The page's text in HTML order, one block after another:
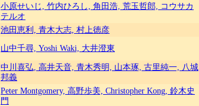
小原せいじ, 竹内ひろし, 角田浩, 荒玉哲郎, コウサカ
テルオ
池田恵利, 青木大志, 村上徳彦
山中千尋, Yoshi Waki, 大井澄東
中川喜弘, 高井天音, 青木秀明, 山本琢, 古里純一, 八城
邦義
Peter Montgomery, 高野歩美, Christopher Kong, 鈴木史
門